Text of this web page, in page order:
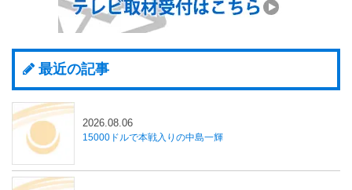
最近の記事
15000ドルで本戦入りの中島一輝
2026.08.06